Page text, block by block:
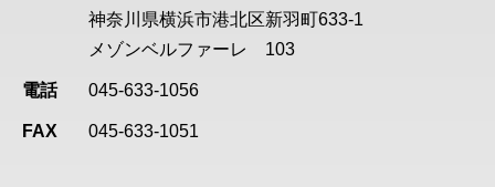
神奈川県横浜市港北区新羽町633-1
メゾンベルファーレ 103
電話 045-633-1056
FAX 045-633-1051